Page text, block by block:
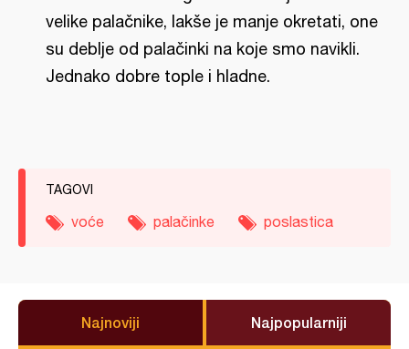
velike palačnike, lakše je manje okretati, one
su deblje od palačinki na koje smo navikli.
Jednako dobre tople i hladne.
TAGOVI
voće palačinke poslastica
Najnoviji Najpopularniji